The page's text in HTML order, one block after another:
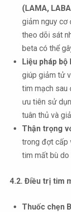
(LAMA,
giảm nguy cơ
theo dõi sát
beta có thể
Liệu pháp bộ
giúp giảm tử
tim mạch sau
ưu tiên sử
tuân thủ và
Thận trọng
trong đợt cấp
tim mất bù do
4.2. Điều trị tim
Thuốc chẹn